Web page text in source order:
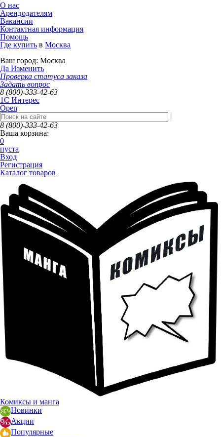
О нас
Арендодателям
Вакансии
Контактная информация
Помощь
Где купить в Москва
Ваш город: Москва
Да Изменить
Проверка статуса заказа
Задать вопрос
8 (800)-333-42-63
1C Интерес
Open
8 (800)-333-42-63
Ваша корзина:
0
пуста
Вход
Регистрация
Каталог товаров
Комиксы и манга
Новинки
Акции
Популярные